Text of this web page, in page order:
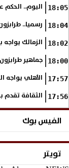
18:05 اليوم.. الحكم
18:04 رسميا..
18:02 الزمالك
18:00 جماهير
17:57 الأهلي يواجه
17:56 الثقافة تقدم
الفيس بوك
تويتر